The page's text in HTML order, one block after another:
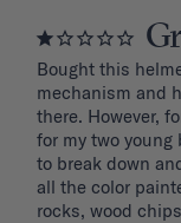
Bought this
mechanism and
there. However,
for my two young
to break down
all the color
rocks, wood